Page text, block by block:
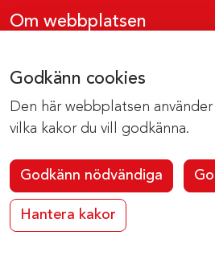
Godkänn cookies
Den här webbplatsen använder
vilka kakor du vill godkänna.
Godkänn nödvändiga
Hantera kakor
Om webbplatsen
Om cookies
Kontakta webbredaktionen